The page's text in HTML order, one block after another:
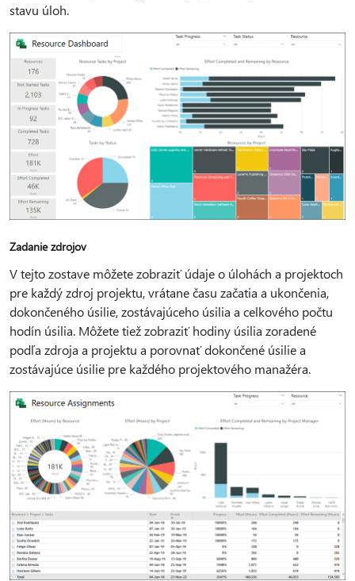
stavu úloh.
Zadanie zdrojov
V tejto zostave môžete zobraziť údaje o úlohách a projektoch
pre každý zdroj projektu, vrátane času začatia a ukončenia,
dokončeného úsilie, zostávajúceho úsilia a celkového počtu
hodín úsilia. Môžete tiež zobraziť hodiny úsilia zoradené
podľa zdroja a projektu a porovnať dokončené úsilie a
zostávajúce úsilie pre každého projektového manažéra.